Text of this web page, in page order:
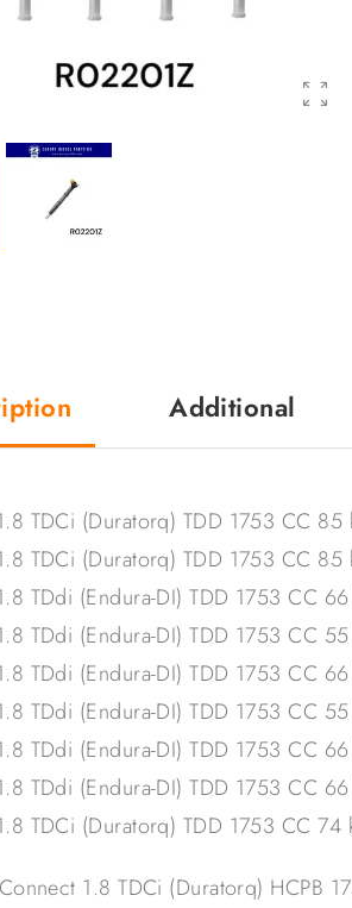
Additional
TDCi (Duratorq) TDD 1753 CC
TDCi (Duratorq) TDD 1753 CC
TDdi (Endura-DI) TDD 1753 CC
TDdi (Endura-DI) TDD 1753 CC
TDdi (Endura-DI) TDD 1753 CC
TDdi (Endura-DI) TDD 1753 CC
TDdi (Endura-DI) TDD 1753 CC
TDdi (Endura-DI) TDD 1753 CC
TDCi (Duratorq) TDD 1753 CC
1.8 TDCi (Duratorq) HCPB